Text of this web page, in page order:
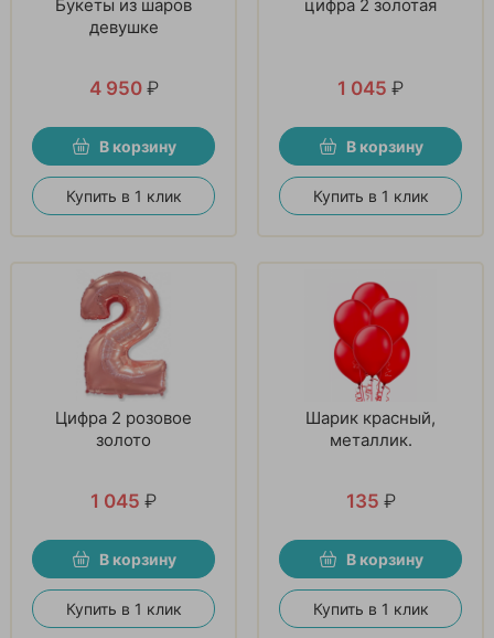
Букеты из шаров
девушке
4 950 ₽
В корзину
Купить в 1 клик
цифра 2 золотая
1 045 ₽
В корзину
Купить в 1 клик
Цифра 2 розовое
золото
1 045 ₽
В корзину
Купить в 1 клик
Шарик красный,
металлик.
135 ₽
В корзину
Купить в 1 клик